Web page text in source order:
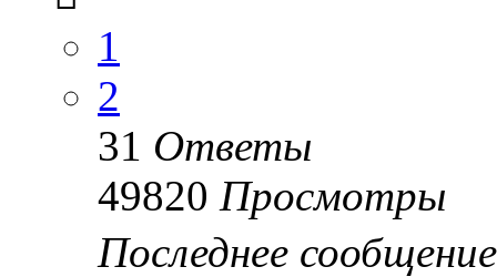
1
2
31 Ответы
49820 Просмотры
Последнее